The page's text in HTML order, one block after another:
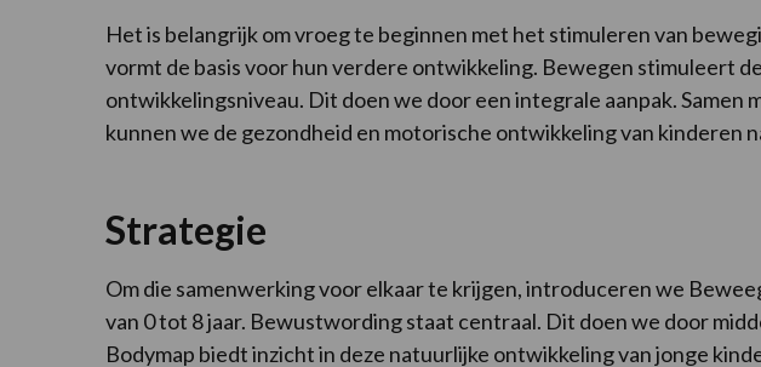
Het is belangrijk om vroeg te beginnen met het stimuleren van
vormt de basis voor hun verdere ontwikkeling. Bewegen stimuleert
ontwikkelingsniveau. Dit doen we door een integrale aanpak. Samen
kunnen we de gezondheid en motorische ontwikkeling van kinderen
Strategie
Om die samenwerking voor elkaar te krijgen, introduceren we
van 0 tot 8 jaar. Bewustwording staat centraal. Dit doen we door
Bodymap biedt inzicht in deze natuurlijke ontwikkeling van jonge